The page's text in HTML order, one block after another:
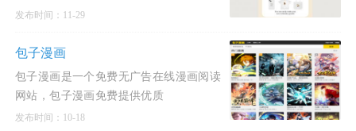
发布时间：11-29
包子漫画
包子漫画是一个免费无广告在线漫画阅读
网站，包子漫画免费提供优质
发布时间：10-18